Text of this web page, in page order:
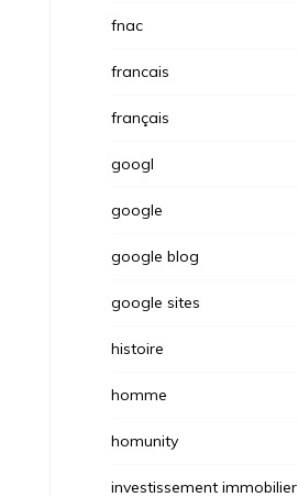
fnac
francais
français
googl
google
google blog
google sites
histoire
homme
homunity
investissement immobilier